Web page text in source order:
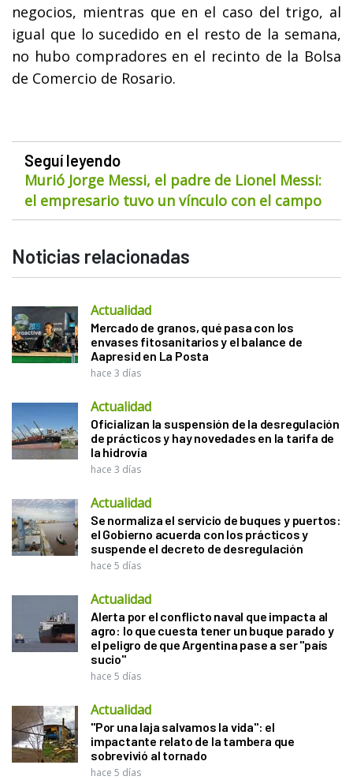
negocios, mientras que en el caso del trigo, al
igual que lo sucedido en el resto de la semana,
no hubo compradores en el recinto de la Bolsa
de Comercio de Rosario.
Seguí leyendo
Murió Jorge Messi, el padre de Lionel Messi:
el empresario tuvo un vínculo con el campo
Noticias relacionadas
Actualidad
Mercado de granos, qué pasa con los
envases fitosanitarios y el balance de
Aapresid en La Posta
hace 3 días
Actualidad
Oficializan la suspensión de la desregulación
de prácticos y hay novedades en la tarifa de
la hidrovía
hace 3 días
Actualidad
Se normaliza el servicio de buques y puertos:
el Gobierno acuerda con los prácticos y
suspende el decreto de desregulación
hace 5 días
Actualidad
Alerta por el conflicto naval que impacta al
agro: lo que cuesta tener un buque parado y
el peligro de que Argentina pase a ser "país
sucio"
hace 5 días
Actualidad
"Por una laja salvamos la vida": el
impactante relato de la tambera que
sobrevivió al tornado
hace 5 días